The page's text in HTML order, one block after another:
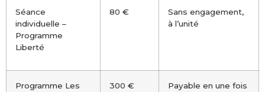
Séance
individuelle –
Programme
Liberté
80 €
Sans engagement,
à l’unité
Programme Les
300 €
Payable en une fois